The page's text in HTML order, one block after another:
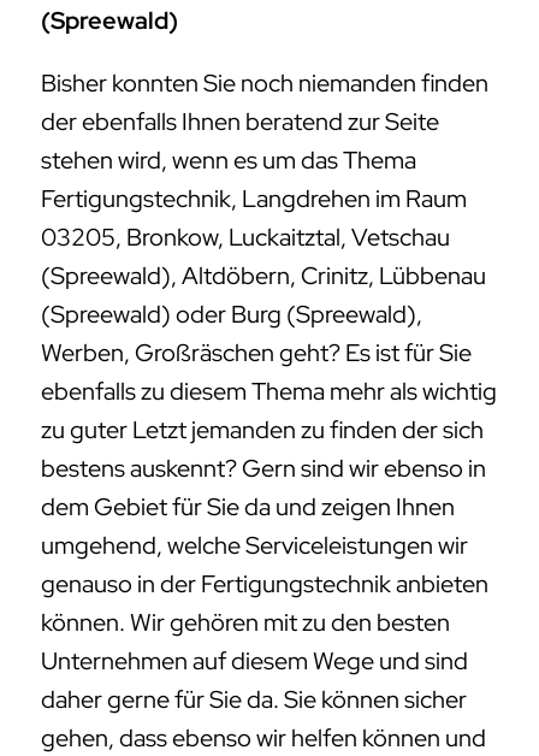
(Spreewald)
Bisher konnten Sie noch niemanden finden
der ebenfalls Ihnen beratend zur Seite
stehen wird, wenn es um das Thema
Fertigungstechnik, Langdrehen im Raum
03205, Bronkow, Luckaitztal, Vetschau
(Spreewald), Altdöbern, Crinitz, Lübbenau
(Spreewald) oder Burg (Spreewald),
Werben, Großräschen geht? Es ist für Sie
ebenfalls zu diesem Thema mehr als wichtig
zu guter Letzt jemanden zu finden der sich
bestens auskennt? Gern sind wir ebenso in
dem Gebiet für Sie da und zeigen Ihnen
umgehend, welche Serviceleistungen wir
genauso in der Fertigungstechnik anbieten
können. Wir gehören mit zu den besten
Unternehmen auf diesem Wege und sind
daher gerne für Sie da. Sie können sicher
gehen, dass ebenso wir helfen können und